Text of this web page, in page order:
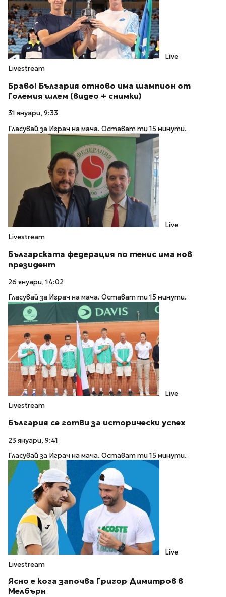
Live
Livestream
Браво! България отново има шампион от
Големия шлем (видео + снимки)
31 януари, 9:33
Гласувай за Играч на мача. Остават ти 15 минути.
Live
Livestream
Българската федерация по тенис има нов
президент
26 януари, 14:02
Гласувай за Играч на мача. Остават ти 15 минути.
Live
Livestream
България се готви за исторически успех
23 януари, 9:41
Гласувай за Играч на мача. Остават ти 15 минути.
Live
Livestream
Ясно е кога започва Григор Димитров в
Мелбърн